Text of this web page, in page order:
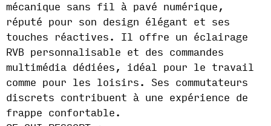
mécanique sans fil à pavé numérique,
réputé pour son design élégant et ses
touches réactives. Il offre un éclairage
RVB personnalisable et des commandes
multimédia dédiées, idéal pour le travail
comme pour les loisirs. Ses commutateurs
discrets contribuent à une expérience de
frappe confortable.